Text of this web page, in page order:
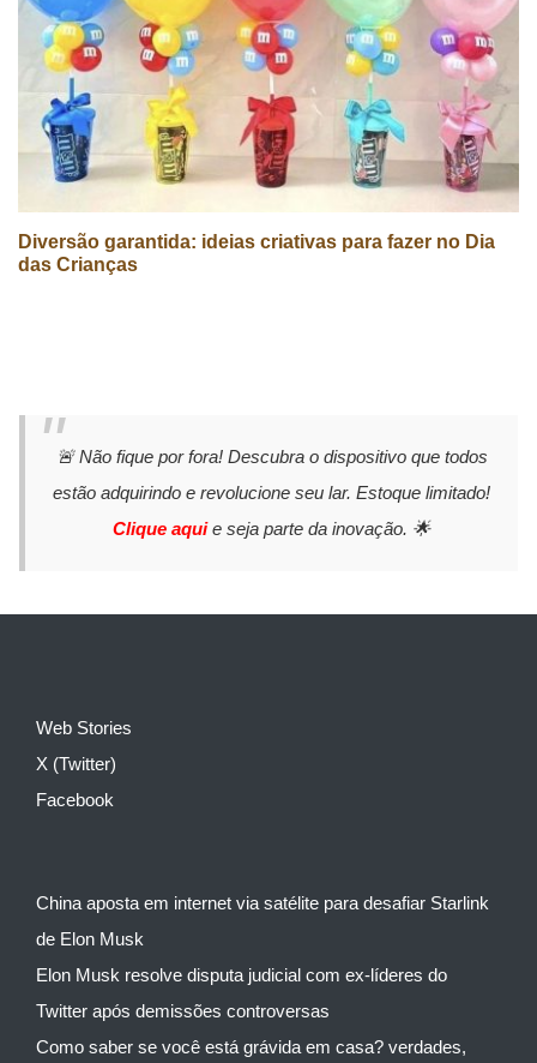
Diversão garantida: ideias criativas para fazer no Dia
das Crianças
🚨 Não fique por fora! Descubra o dispositivo que todos
estão adquirindo e revolucione seu lar. Estoque limitado!
Clique aquie seja parte da inovação. 🌟
Web Stories
X (Twitter)
Facebook
China aposta em internet via satélite para desafiar Starlink
de Elon Musk
Elon Musk resolve disputa judicial com ex-líderes do
Twitter após demissões controversas
Como saber se você está grávida em casa? verdades,